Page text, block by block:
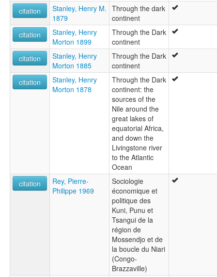
citation
Stanley, Henry M.
1879
Through the dark
continent
citation
Stanley, Henry
Morton 1899
Through the Dark
continent
citation
Stanley, Henry
Morton 1885
Through the Dark
continent
citation
Stanley, Henry
Morton 1878
Through the Dark
continent: the
sources of the
Nile around the
great lakes of
equatorial Africa,
and down the
Livingstone river
to the Atlantic
Ocean
citation
Rey, Pierre-
Philippe 1969
Sociologie
économique et
politique des
Kuni, Punu et
Tsangui de la
région de
Mossendjo et de
la boucle du Niari
(Congo-
Brazzaville)